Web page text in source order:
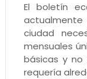
El boletín
ciudad
mensuales
básicas y no
requería